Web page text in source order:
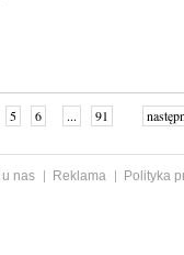
5 6 ... 91
u nas Reklama
Polityka